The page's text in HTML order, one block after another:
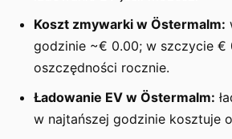
Koszt zmywarki w Östermalm:
godzinie ~€ 0.00; w szczycie
oszczędności rocznie.
Ładowanie EV w Östermalm:
w najtańszej godzinie kosztuje